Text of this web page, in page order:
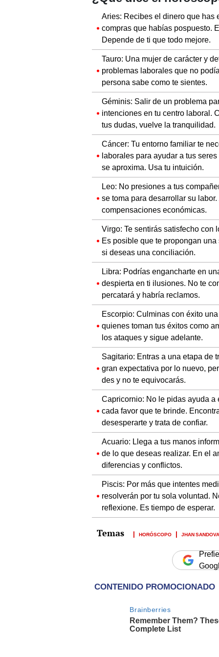
Aries: Recibes el dinero que has
compras que habías pospuesto.
Depende de ti que todo mejore.
Tauro: Una mujer de carácter y
problemas laborales que no
persona sabe como te sientes.
Géminis: Salir de un problema
intenciones en tu centro laboral.
tus dudas, vuelve la tranquilidad.
Cáncer: Tu entorno familiar te
laborales para ayudar a tus
se aproxima. Usa tu intuición.
Leo: No presiones a tus
se toma para desarrollar su
compensaciones económicas.
Virgo: Te sentirás satisfecho con
Es posible que te propongan
si deseas una conciliación.
Libra: Podrías engancharte en
despierta en ti ilusiones. No te
percatará y habría reclamos.
Escorpio: Culminas con éxito
quienes toman tus éxitos como
los ataques y sigue adelante.
Sagitario: Entras a una etapa de
gran expectativa por lo nuevo,
des y no te equivocarás.
Capricornio: No le pidas ayuda a
cada favor que te brinde.
desesperarte y trata de confiar.
Acuario: Llega a tus manos
de lo que deseas realizar. En el
diferencias y conflictos.
Piscis: Por más que intentes
resolverán por tu sola voluntad.
reflexione. Es tiempo de esperar.
HORÓSCOPO JHAN